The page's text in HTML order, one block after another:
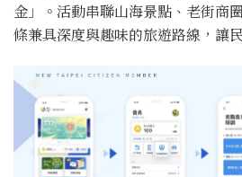
金」。活動串聯山海景點、老街商
條兼具深度與趣味的旅遊路線，讓